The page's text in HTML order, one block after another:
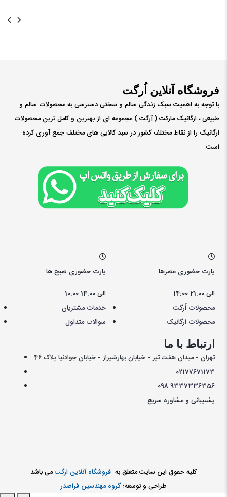
فروشگاه آنلاین اُرگت
با توجه به اهمیت سبک زندگی سالم و سختی دسترسی به محصولات سالم و
طبیعی ، ارگانیک مارکت ( ٱرگت ) مجموعه ای از بهترین و کامل ترین محصولات
ارگانیک را از نقاط مختلف کشور در سبد کالایی های مختلف جمع آوری کرده
است.
پارت حضوری صبح ها
10:00 الی 14:00
پارت حضوری عصرها
14:00 الی 21:00
خدمات مشتریان
سوالات متداول
محصولات اُرگت
محصولات ارگانیک
ارتباط با ما
تهران - میدان هفت تیر - خیابان بهارشیراز - خیابان جوادنیا پلاک 46
02177671173
0989337336356
پشتیبانی و مشاوره سریع
کليه حقوق اين سايت متعلق به فروشگاه آنلاین ارگتمی باشد
طراحی و توسعه: گروه مهندسین فراصدر